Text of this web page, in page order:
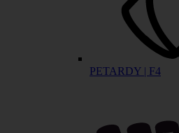
PETARDY | F4